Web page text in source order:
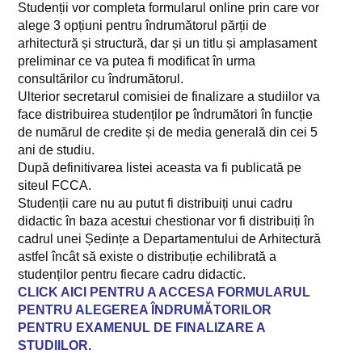
PROGRAME DE STUDII
Arhitectură
Construcții Civile Industriale și Agricole
Construcții pentru Sisteme de Alimentări cu Apă și Canalizări
Masuratori terestre si cadastru
Construcții inteligente și sustenabile
Sisteme Geoinformatice în Cadastru și Urbanism
Planuri de învățământ
Fișe de disciplină Arhitectură
Fișe de disciplină CCIA
Fișe de disciplină MTC
Studenții vor completa formularul online prin care vor
alege 3 opțiuni pentru îndrumătorul părții de
arhitectură și structură, dar și un titlu și amplasament
preliminar ce va putea fi modificat în urma
consultărilor cu îndrumătorul.
Ulterior secretarul comisiei de finalizare a studiilor va
face distribuirea studenților pe îndrumători în funcție
de numărul de credite și de media generală din cei 5
ani de studiu.
După definitivarea listei aceasta va fi publicată pe
siteul FCCA.
Studenții care nu au putut fi distribuiți unui cadru
didactic în baza acestui chestionar vor fi distribuiți în
cadrul unei Ședințe a Departamentului de Arhitectură
astfel încât să existe o distribuție echilibrată a
studenților pentru fiecare cadru didactic.
CLICK AICI PENTRU A ACCESA FORMULARUL
PENTRU ALEGEREA ÎNDRUMĂTORILOR
PENTRU EXAMENUL DE FINALIZARE A
STUDIILOR.